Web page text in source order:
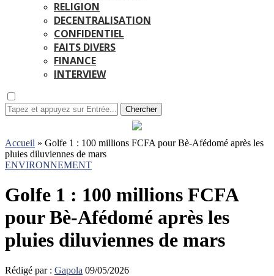
RELIGION
DECENTRALISATION
CONFIDENTIEL
FAITS DIVERS
FINANCE
INTERVIEW
Chercher
Accueil » Golfe 1 : 100 millions FCFA pour Bè-Afédomé après les
pluies diluviennes de mars
ENVIRONNEMENT
Golfe 1 : 100 millions FCFA
pour Bè-Afédomé après les
pluies diluviennes de mars
Rédigé par : Gapola 09/05/2026